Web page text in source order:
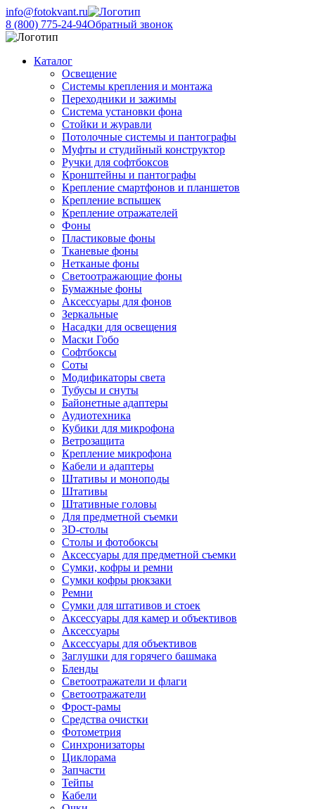
info@fotokvant.ru
8 (800) 775-24-94Обратный звонок
Каталог
Освещение
Системы крепления и монтажа
Переходники и зажимы
Система установки фона
Стойки и журавли
Потолочные системы и пантографы
Муфты и студийный конструктор
Ручки для софтбоксов
Кронштейны и пантографы
Крепление смартфонов и планшетов
Крепление вспышек
Крепление отражателей
Фоны
Пластиковые фоны
Тканевые фоны
Нетканые фоны
Светоотражающие фоны
Бумажные фоны
Аксессуары для фонов
Зеркальные
Насадки для освещения
Маски Гобо
Софтбоксы
Соты
Модификаторы света
Тубусы и снуты
Байонетные адаптеры
Аудиотехника
Кубики для микрофона
Ветрозащита
Крепление микрофона
Кабели и адаптеры
Штативы и моноподы
Штативы
Штативные головы
Для предметной съемки
3D-столы
Столы и фотобоксы
Аксессуары для предметной съемки
Сумки, кофры и ремни
Сумки кофры рюкзаки
Ремни
Сумки для штативов и стоек
Аксессуары для камер и объективов
Аксессуары
Аксессуары для объективов
Заглушки для горячего башмака
Бленды
Светоотражатели и флаги
Светоотражатели
Фрост-рамы
Средства очистки
Фотометрия
Синхронизаторы
Циклорама
Запчасти
Тейпы
Кабели